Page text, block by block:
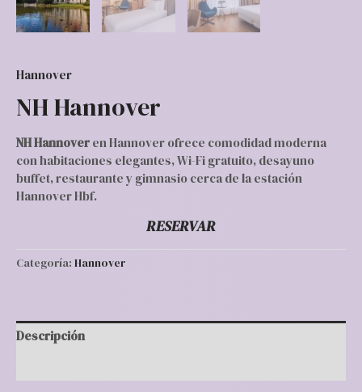
Hannover
NH Hannover
NH Hannoveren Hannover ofrece comodidad moderna
con habitaciones elegantes, Wi-Fi gratuito, desayuno
buffet, restaurante y gimnasio cerca de la estación
Hannover Hbf.
RESERVAR
Categoría: Hannover
Descripción